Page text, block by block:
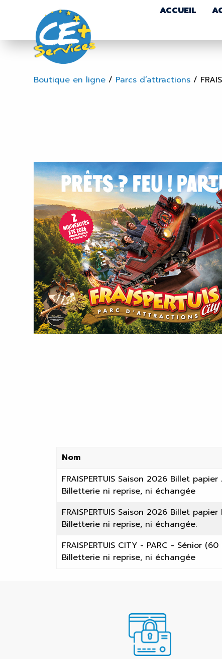
ACCUEIL
Boutique en ligne / Parcs d’attractions /
Nom
FRAISPERTUIS Saison 2026 Billet
Billetterie ni reprise, ni échangée
FRAISPERTUIS Saison 2026 Billet
Billetterie ni reprise, ni échangée.
FRAISPERTUIS CITY - PARC - Sénior
Billetterie ni reprise, ni échangée